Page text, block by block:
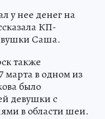
у нее денег на
КП-
Саша.
также
марта в одном из
было
девушки с
в области шеи.